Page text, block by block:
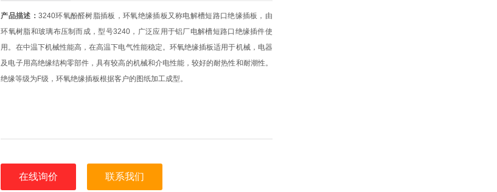
产品描述： 3240环氧酚醛树脂插板，环氧绝缘插板又称电解槽短路口绝缘插板，由
环氧树脂和玻璃布压制而成，型号3240，广泛应用于铝厂电解槽短路口绝缘插件使
用。在中温下机械性能高，在高温下电气性能稳定。环氧绝缘插板适用于机械，电器
及电子用高绝缘结构零部件，具有较高的机械和介电性能，较好的耐热性和耐潮性。
绝缘等级为F级，环氧绝缘插板根据客户的图纸加工成型。
在线询价 联系我们